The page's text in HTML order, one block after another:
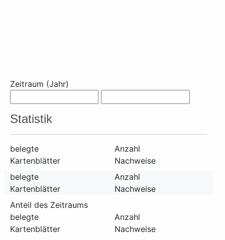
Zeitraum (Jahr)
Statistik
belegte
Kartenblätter
Anzahl
Nachweise
belegte
Kartenblätter
Anzahl
Nachweise
Anteil des Zeitraums
belegte
Kartenblätter
Anzahl
Nachweise